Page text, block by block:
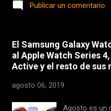
de una
poder
contraseña
defecto es
que cometen
y por qué
Publicar un comentario
El Samsung Galaxy
al Apple Watch Series
Active y el resto de sus
agosto 06, 2019
Agosto es un